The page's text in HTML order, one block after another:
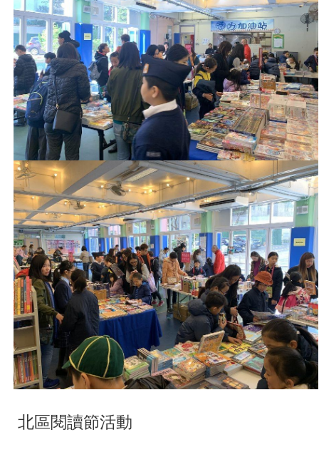
北區閱讀節活動